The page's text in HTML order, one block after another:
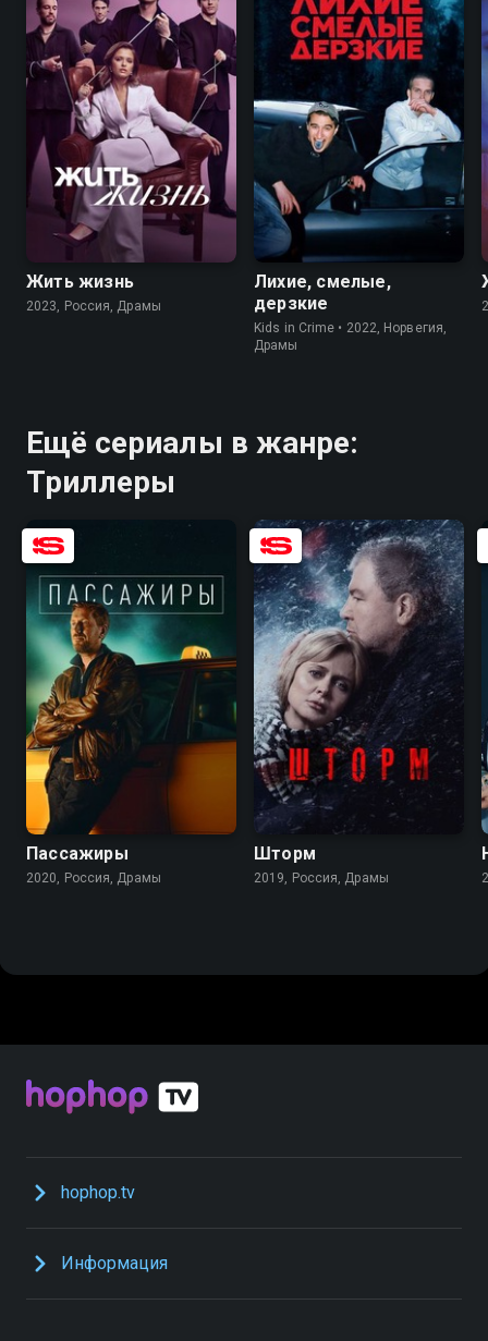
7.6 5.8
Жить жизнь
2023, Россия, Драмы
6.9 8.0
Лихие, смелые,
дерзкие
Kids in Crime • 2022, Норвегия,
Драмы
Ещё сериалы в жанре:
Триллеры
7.9 6.7
Пассажиры
2020, Россия, Драмы
7.6 7.0
Шторм
2019, Россия, Драмы
hophop.tv
Информация